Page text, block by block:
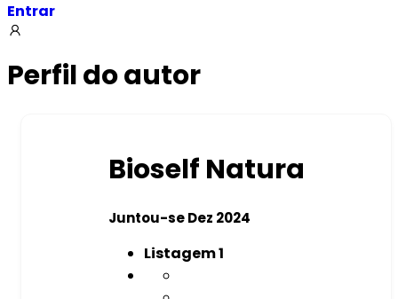
Entrar
Perfil do autor
Bioself Natura
Juntou-se Dez 2024
Listagem1